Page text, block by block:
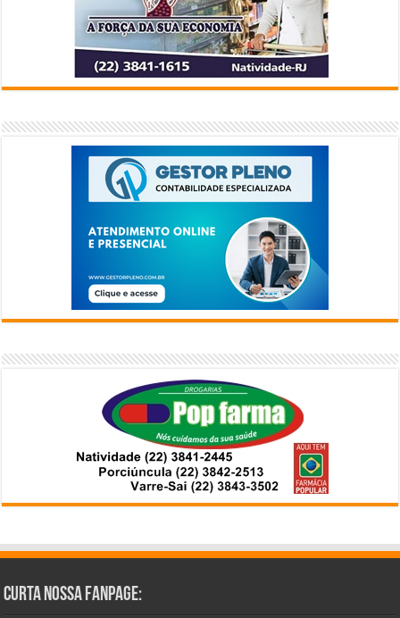
Curta Nossa Fanpage: